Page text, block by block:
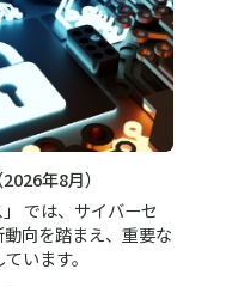
年8月）
では、サイバーセ
向を踏まえ、重要な
います。